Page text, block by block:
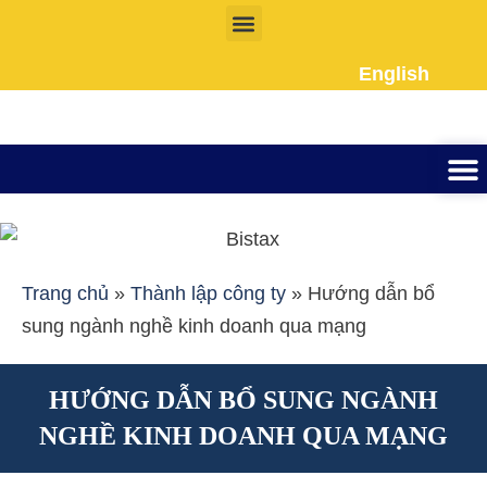
English
Trang chủ » Thành lập công ty » Hướng dẫn bổ
sung ngành nghề kinh doanh qua mạng
HƯỚNG DẪN BỔ SUNG NGÀNH
NGHỀ KINH DOANH QUA MẠNG